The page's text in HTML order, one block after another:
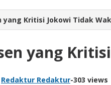
yang Kritisi Jokowi Tidak
yang
Redaktur Redaktur-303 views